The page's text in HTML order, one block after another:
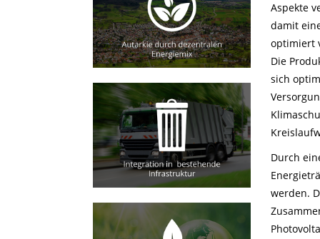
Aspekte
damit
optimiert
Die
sich
Durch
werden.